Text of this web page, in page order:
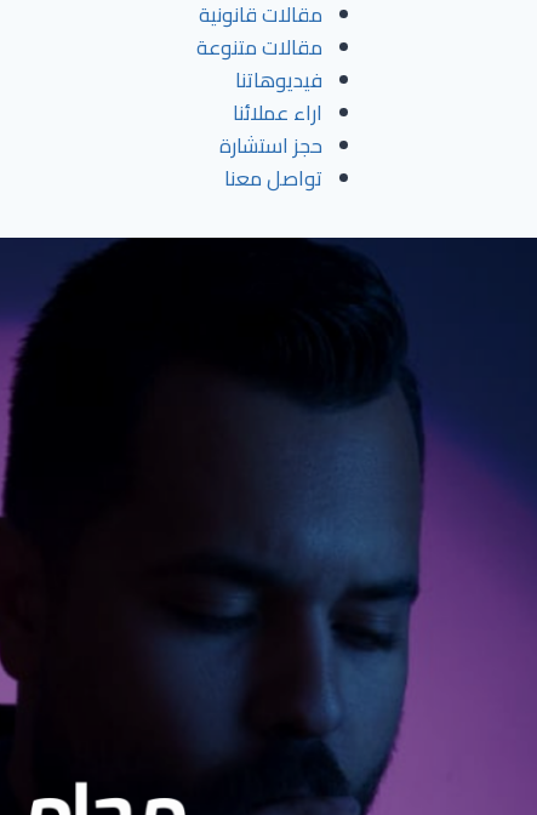
مقالات قانونية
مقالات متنوعة
فيديوهاتنا
اراء عملائنا
حجز استشارة
تواصل معنا